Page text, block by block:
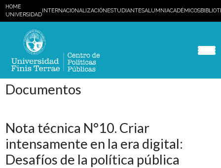
HOME
UNIVERSIDAD
INTERNACIONALIZACIÓNESTUDIANTESALUMNIACADÉMICOS
Documentos
Nota técnica N°10. Criar
intensamente en la era digital:
Desafíos de la política pública